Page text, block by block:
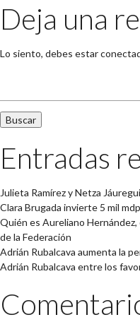
Deja una
Lo siento, debes estar
Entradas
Julieta Ramírez y Netza
Clara Brugada invierte 5 mil
Quién es Aureliano
de la Federación
Adrián Rubalcava aumenta la
Adrián Rubalcava entre los